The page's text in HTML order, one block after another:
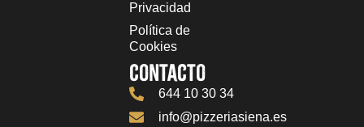
Privacidad
Política de
Cookies
Contacto
644 10 30 34
info@pizzeriasiena.es